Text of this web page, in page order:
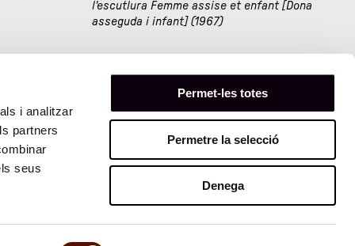
i analitzar
partners
seus
Permet-les totes
Permetre la selecció
Denega
l'escutlura Femme assise et enfant [Dona
asseguda i infant] (1967)